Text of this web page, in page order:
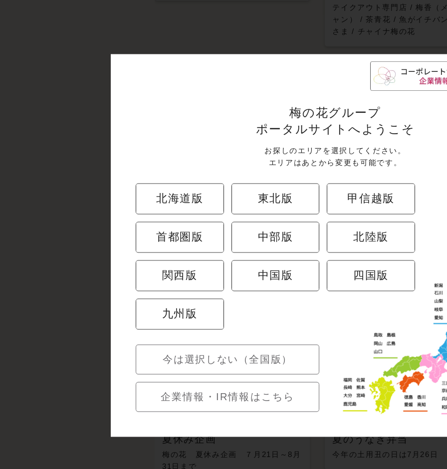
梅の花グループ
ポータルサイトへようこそ
お探しのエリアを選択してください。
エリアはあとから変更も可能です。
北海道版 東北版 甲信越版
首都圏版 中部版 北陸版
関西版 中国版 四国版
九州版
今は選択しない（全国版）
企業情報・IR情報はこちら
テイクアウト専門店 /梅香（
ャン）
/茶青花 / 魚がイチバ
さま
/ チャイナ梅の花
全国版エリアのキャ
梅の花
キャンペーン・特集
夏休み企画
梅の花 夏休み企画 ７月21日～8月
31日まで
夏のうなぎ弁当
今年の土用丑の日は7月26日